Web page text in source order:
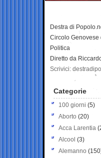
Destra di
Circolo Genovese
Politica
Diretto da
Scrivici:
Categorie
100 giorni (5)
Aborto (20)
Acca Larentia
Alcool (3)
Alemanno